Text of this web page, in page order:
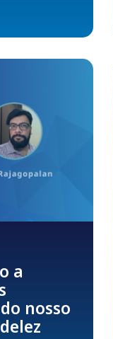
a
nosso